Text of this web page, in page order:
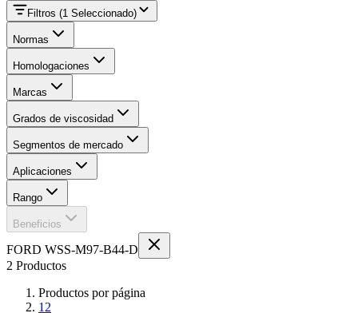
Filtros (1 Seleccionado)
Normas
Homologaciones
Marcas
Grados de viscosidad
Segmentos de mercado
Aplicaciones
Rango
Beneficios
FORD WSS-M97-B44-D
2 Productos
Productos por página
12